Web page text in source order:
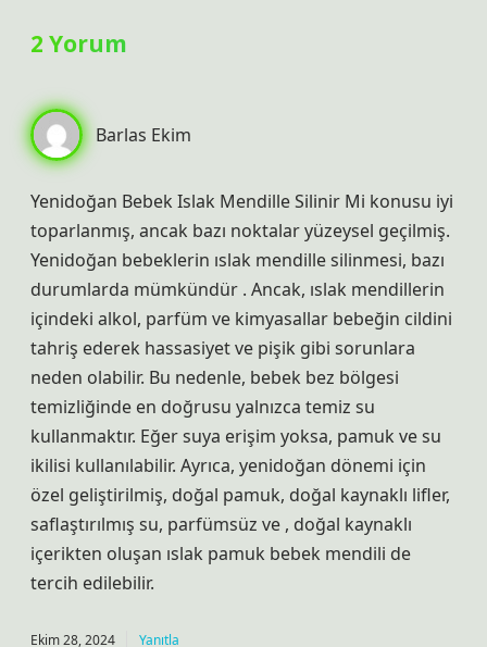
2 Yorum
Barlas Ekim
Yenidoğan Bebek Islak Mendille Silinir Mi konusu iyi
toparlanmış, ancak bazı noktalar yüzeysel geçilmiş.
Yenidoğan bebeklerin ıslak mendille silinmesi, bazı
durumlarda mümkündür . Ancak, ıslak mendillerin
içindeki alkol, parfüm ve kimyasallar bebeğin cildini
tahriş ederek hassasiyet ve pişik gibi sorunlara
neden olabilir. Bu nedenle, bebek bez bölgesi
temizliğinde en doğrusu yalnızca temiz su
kullanmaktır. Eğer suya erişim yoksa, pamuk ve su
ikilisi kullanılabilir. Ayrıca, yenidoğan dönemi için
özel geliştirilmiş, doğal pamuk, doğal kaynaklı lifler,
saflaştırılmış su, parfümsüz ve , doğal kaynaklı
içerikten oluşan ıslak pamuk bebek mendili de
tercih edilebilir.
Ekim 28, 2024 Yanıtla